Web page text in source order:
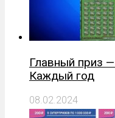
Главный приз
Каждый год
08.02.2024